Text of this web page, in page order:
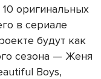
оригинальных
в сериале
будут как
сезона — Женя
Boys,